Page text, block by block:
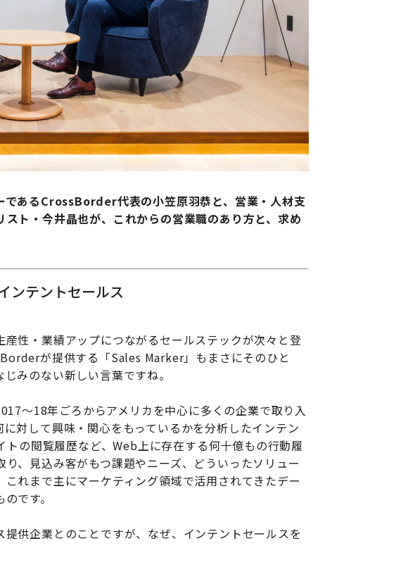
であるCrossBorder代表の小笠原羽恭と、営業・人材支
ト・今井晶也が、これからの営業職のあり方と、求め
ンテントセールス
産性・業績アップにつながるセールステックが次々と登
が提供する「Sales Marker」もまさにそのひと
みのない新しい言葉ですね。
～18年ごろからアメリカを中心に多くの企業で取り入
対して興味・関心をもっているかを分析したインテン
の閲覧履歴など、Web上に存在する何十億もの行動履
、見込み客がもつ課題やニーズ、どういったソリュー
れまで主にマーケティング領域で活用されてきたデー
です。
供企業とのことですが、なぜ、インテントセールスを